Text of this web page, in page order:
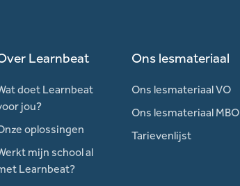
Learnbeat
doet Learnbeat
jou?
oplossingen
mijn school al
Learnbeat?
Ons lesmateriaal
Ons lesmateriaal VO
Ons lesmateriaal MBO
Tarievenlijst